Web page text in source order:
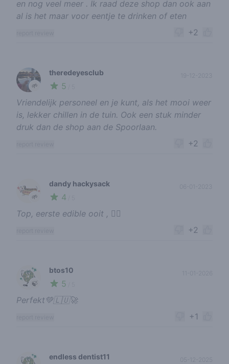
en nog veel meer . Ik raad deze shop dan ook aan
al is het maar voor eentje te drinken of eten
+2
🌱
theredeyesclub
5
19-12-2023
Vriendelijk personeel en je kunt, als het mooi weer
is, lekker chillen in de tuin. Ook een stuk minder
druk dan de shop aan de Spoorlaan.
+2
🌱
dandy hackysack
4
06-01-2023
Top, eerste edible ooit , 😶‍🌫️
+2
🍃
btos10
5
Perfekt💚🇱🇺🚀
+1
endless dentist11